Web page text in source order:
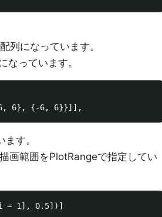
列になっています。
っています。
す。
画範囲をPlotRangeで指定してい